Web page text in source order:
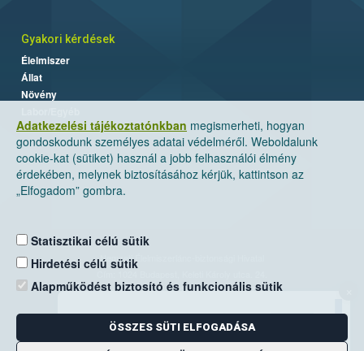
Adatkezelési tájékoztatónkban megismerheti, hogyan
gondoskodunk személyes adatai védelméről. Weboldalunk
cookie-kat (sütiket) használ a jobb felhasználói élmény
érdekében, melynek biztosításához kérjük, kattintson az
„Elfogadom” gombra.
Statisztikai célú sütik
Hirdetési célú sütik
Alapműködést biztosító és funkcionális sütik
ÖSSZES SÜTI ELFOGADÁSA
Gyakori kérdések
Élelmiszer
Állat
Növény
Nemzeti Élelmiszerlánc-biztonsági Hivatal
Levelezési cím: 1525 Budapest. Pf. 30.
E-mail:ugyfelszolgalat@nebih.gov.hu